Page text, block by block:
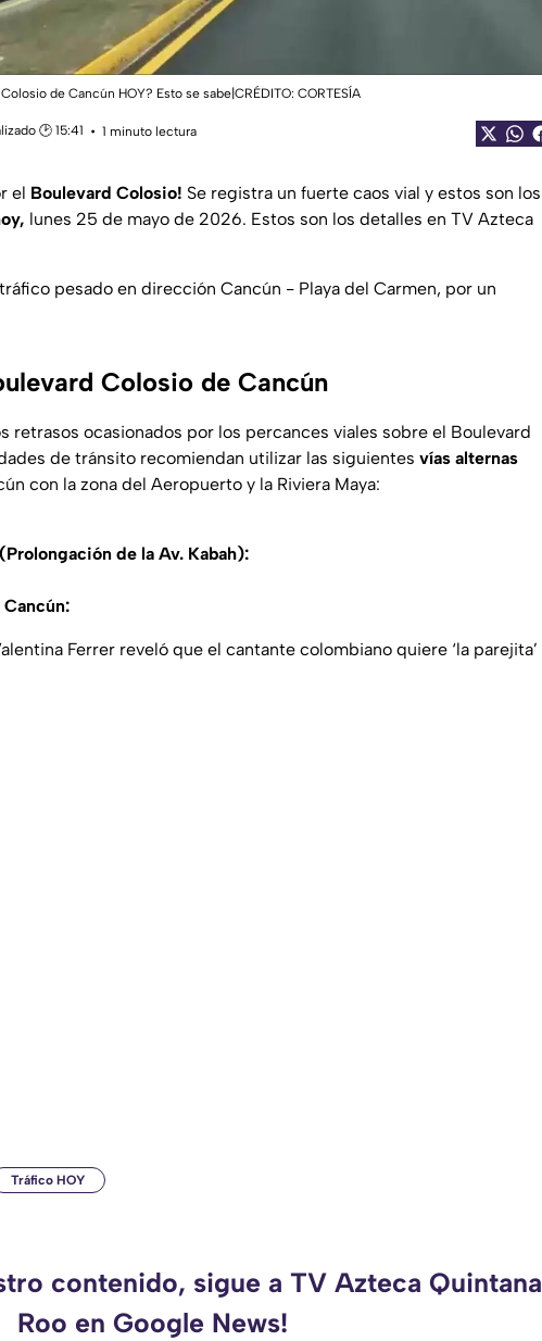
de Cancún HOY? Esto se sabe|CRÉDITO: CORTESÍA
🕑 15:41
1 minuto lectura
el Boulevard Colosio! Se registra un fuerte caos vial y estos son los
lunes 25 de mayo de 2026. Estos son los detalles en TV Azteca
pesado en dirección Cancún - Playa del Carmen, por un
Colosio de Cancún
retrasos ocasionados por los percances viales sobre el Boulevard
de tránsito recomiendan utilizar las siguientes vías alternas
con la zona del Aeropuerto y la Riviera Maya:
de la Av. Kabah):
Ferrer reveló que el cantante colombiano quiere ‘la parejita’
Tráfico HOY
contenido, sigue a TV Azteca Quintana
Roo en Google News!